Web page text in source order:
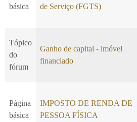
básica
de Serviço (FGTS)
Tópico
do
fórum
Ganho de capital - imóvel
financiado
Página
básica
IMPOSTO DE RENDA DE
PESSOA FÍSICA